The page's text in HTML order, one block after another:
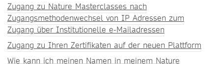
Zugang zu Nature Masterclasses nach
Zugangsmethodenwechsel von IP Adressen zum
Zugang über Institutionelle e-Mailadressen
Zugang zu Ihren Zertifikaten auf der neuen Plattform
Wie kann ich meinen Namen in meinem Nature